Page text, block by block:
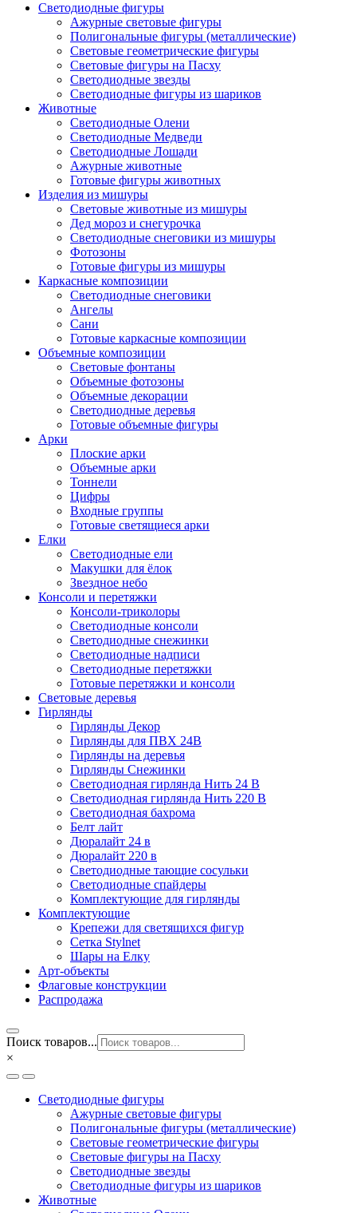
Светодиодные фигуры
Ажурные световые фигуры
Полигональные фигуры (металлические)
Световые геометрические фигуры
Световые фигуры на Пасху
Светодиодные звезды
Светодиодные фигуры из шариков
Животные
Светодиодные Олени
Светодиодные Медведи
Светодиодные Лошади
Ажурные животные
Готовые фигуры животных
Изделия из мишуры
Световые животные из мишуры
Дед мороз и снегурочка
Светодиодные снеговики из мишуры
Фотозоны
Готовые фигуры из мишуры
Каркасные композиции
Светодиодные снеговики
Ангелы
Сани
Готовые каркасные композиции
Объемные композиции
Световые фонтаны
Объемные фотозоны
Объемные декорации
Светодиодные деревья
Готовые объемные фигуры
Арки
Плоские арки
Объемные арки
Тоннели
Цифры
Входные группы
Готовые светящиеся арки
Елки
Светодиодные ели
Макушки для ёлок
Звездное небо
Консоли и перетяжки
Консоли-триколоры
Светодиодные консоли
Светодиодные снежинки
Светодиодные надписи
Светодиодные перетяжки
Готовые перетяжки и консоли
Световые деревья
Гирлянды
Гирлянды Декор
Гирлянды для ПВХ 24В
Гирлянды на деревья
Гирлянды Снежинки
Светодиодная гирлянда Нить 24 В
Светодиодная гирлянда Нить 220 В
Светодиодная бахрома
Белт лайт
Дюралайт 24 в
Дюралайт 220 в
Светодиодные тающие сосульки
Светодиодные спайдеры
Комплектующие для гирлянды
Комплектующие
Крепежи для светящихся фигур
Сетка Stylnet
Шары на Елку
Арт-объекты
Флаговые конструкции
Распродажа
Поиск товаров...
×
Светодиодные фигуры
Ажурные световые фигуры
Полигональные фигуры (металлические)
Световые геометрические фигуры
Световые фигуры на Пасху
Светодиодные звезды
Светодиодные фигуры из шариков
Животные